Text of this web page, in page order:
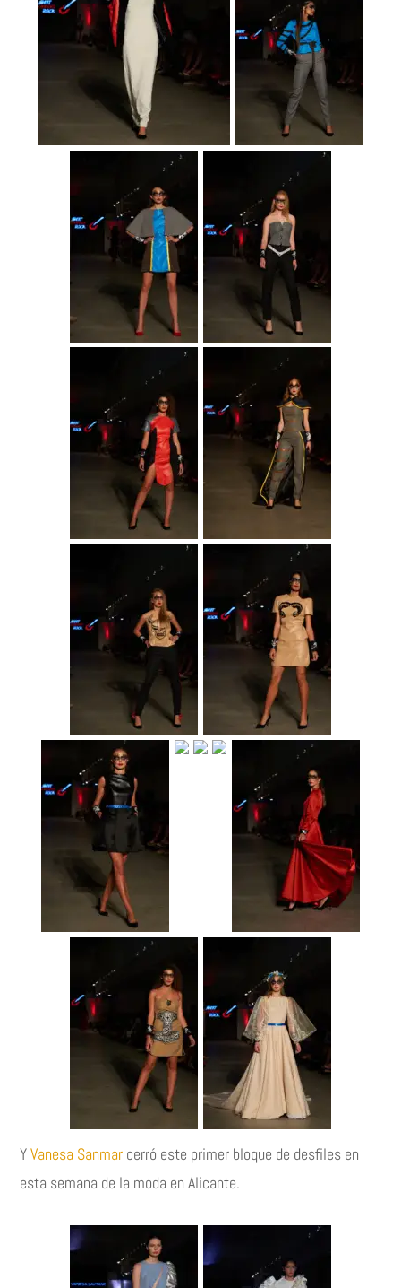
YVanesa Sanmar cerró este primer bloque de desfiles en
esta semana de la moda en Alicante.